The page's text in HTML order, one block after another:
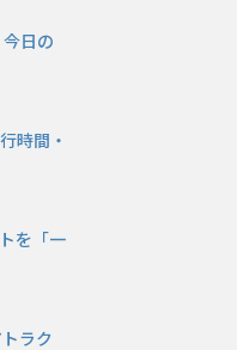
日の
時間・
を「一
ラク